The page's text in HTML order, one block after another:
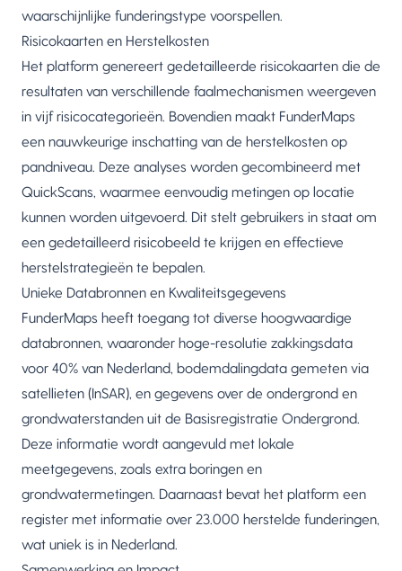
waarschijnlijke funderingstype voorspellen.
Risicokaarten en Herstelkosten
Het platform genereert gedetailleerde risicokaarten die de
resultaten van verschillende faalmechanismen weergeven
in vijf risicocategorieën. Bovendien maakt FunderMaps
een nauwkeurige inschatting van de herstelkosten op
pandniveau. Deze analyses worden gecombineerd met
QuickScans, waarmee eenvoudig metingen op locatie
kunnen worden uitgevoerd. Dit stelt gebruikers in staat om
een gedetailleerd risicobeeld te krijgen en effectieve
herstelstrategieën te bepalen.
Unieke Databronnen en Kwaliteitsgegevens
FunderMaps heeft toegang tot diverse hoogwaardige
databronnen, waaronder hoge-resolutie zakkingsdata
voor 40% van Nederland, bodemdalingdata gemeten via
satellieten (InSAR), en gegevens over de ondergrond en
grondwaterstanden uit de Basisregistratie Ondergrond.
Deze informatie wordt aangevuld met lokale
meetgegevens, zoals extra boringen en
grondwatermetingen. Daarnaast bevat het platform een
register met informatie over 23.000 herstelde funderingen,
wat uniek is in Nederland.